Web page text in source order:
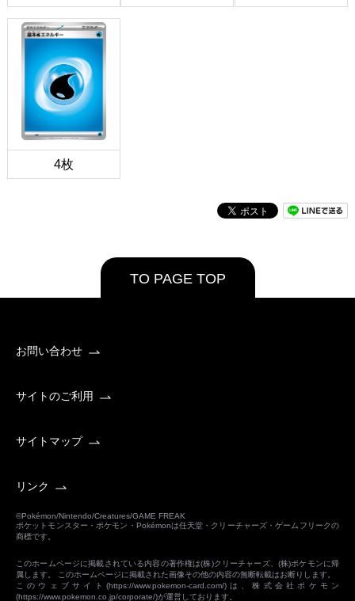
4枚
TO PAGE TOP
お問い合わせ
サイトのご利用
サイトマップ
リンク
©Pokémon/Nintendo/Creatures/GAME FREAK
ポケットモンスター・ポケモン・Pokémonは任天堂・クリーチャーズ・ゲームフリークの
商標です。
このホームページに掲載されている内容の著作権は(株)クリーチャーズ、(株)ポケモンに帰
属します。 このホームページに掲載された画像その他の内容の無断転載はお断りします。
このウェブサイト(https://www.pokemon-card.com/)は、株式会社ポケモン
(https://www.pokemon.co.jp/corporate/)が運営しております。